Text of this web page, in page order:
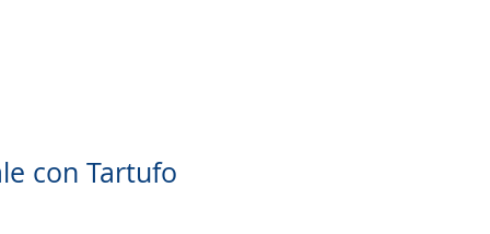
con Tartufo